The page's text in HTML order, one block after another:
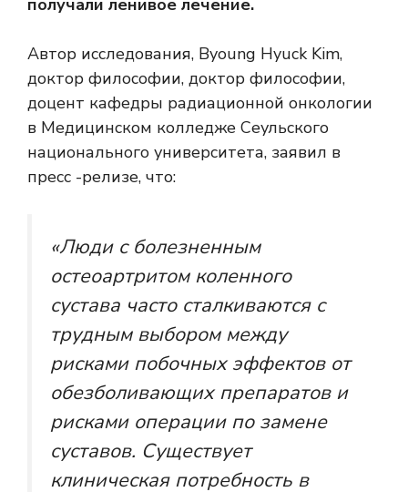
получали ленивое лечение.
Автор исследования, Byoung Hyuck Kim,
доктор философии, доктор философии,
доцент кафедры радиационной онкологии
в Медицинском колледже Сеульского
национального университета, заявил в
пресс -релизе, что:
«Люди с болезненным
остеоартритом коленного
сустава часто сталкиваются с
трудным выбором между
рисками побочных эффектов от
обезболивающих препаратов и
рисками операции по замене
суставов. Существует
клиническая потребность в